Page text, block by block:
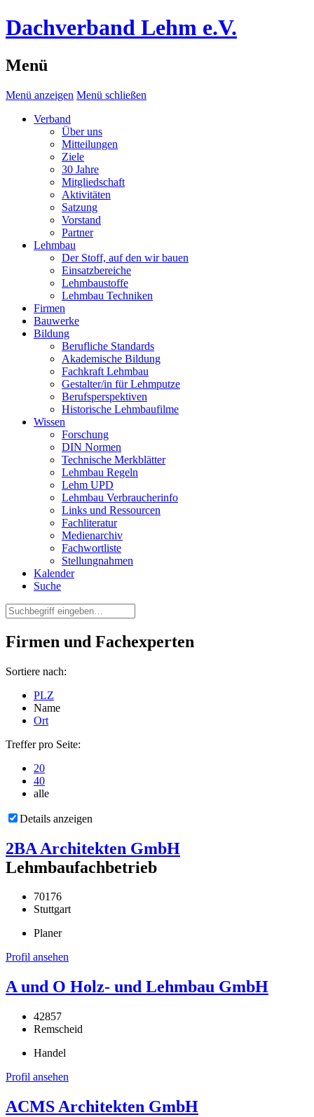
Dachverband Lehm e.V.
Menü
Menü anzeigen Menü schließen
Verband
Über uns
Mitteilungen
Ziele
30 Jahre
Mitgliedschaft
Aktivitäten
Satzung
Vorstand
Partner
Lehmbau
Der Stoff, auf den wir bauen
Einsatzbereiche
Lehmbaustoffe
Lehmbau Techniken
Firmen
Bauwerke
Bildung
Berufliche Standards
Akademische Bildung
Fachkraft Lehmbau
Gestalter/in für Lehmputze
Berufsperspektiven
Historische Lehmbaufilme
Wissen
Forschung
DIN Normen
Technische Merkblätter
Lehmbau Regeln
Lehm UPD
Lehmbau Verbraucherinfo
Links und Ressourcen
Fachliteratur
Medienarchiv
Fachwortliste
Stellungnahmen
Kalender
Suche
Firmen und Fachexperten
Sortiere nach:
PLZ
Name
Ort
Treffer pro Seite:
20
40
alle
Details anzeigen
2BA Architekten GmbH
Lehmbaufachbetrieb
70176
Stuttgart
Planer
Profil ansehen
A und O Holz- und Lehmbau GmbH
42857
Remscheid
Handel
Profil ansehen
ACMS Architekten GmbH